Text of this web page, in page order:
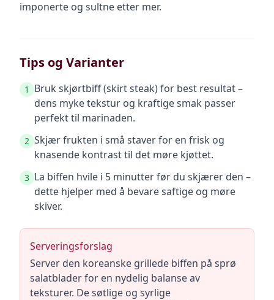
imponerte og sultne etter mer.
Tips og Varianter
1
Bruk skjørtbiff (skirt steak) for best resultat –
dens myke tekstur og kraftige smak passer
perfekt til marinaden.
2 Skjær frukten i små staver for en frisk og
knasende kontrast til det møre kjøttet.
3 La biffen hvile i 5 minutter før du skjærer den –
dette hjelper med å bevare saftige og møre
skiver.
Serveringsforslag
Server den koreanske grillede biffen på sprø
salatblader for en nydelig balanse av
teksturer. De søtlige og syrlige